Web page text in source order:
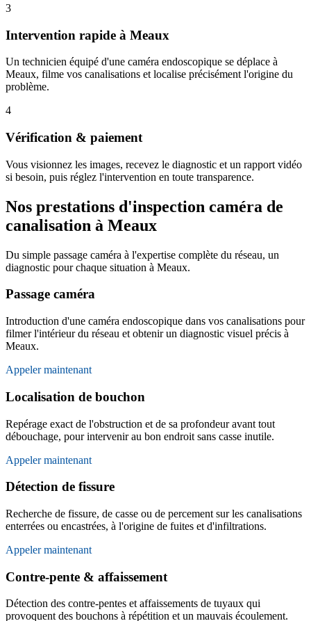
3
Intervention rapide à Meaux
Un technicien équipé d'une caméra endoscopique se déplace à
Meaux, filme vos canalisations et localise précisément l'origine du
problème.
4
Vérification & paiement
Vous visionnez les images, recevez le diagnostic et un rapport vidéo
si besoin, puis réglez l'intervention en toute transparence.
Nos prestations d'inspection caméra de
canalisation à Meaux
Du simple passage caméra à l'expertise complète du réseau, un
diagnostic pour chaque situation à Meaux.
Passage caméra
Introduction d'une caméra endoscopique dans vos canalisations pour
filmer l'intérieur du réseau et obtenir un diagnostic visuel précis à
Meaux.
Appeler maintenant
Localisation de bouchon
Repérage exact de l'obstruction et de sa profondeur avant tout
débouchage, pour intervenir au bon endroit sans casse inutile.
Appeler maintenant
Détection de fissure
Recherche de fissure, de casse ou de percement sur les canalisations
enterrées ou encastrées, à l'origine de fuites et d'infiltrations.
Appeler maintenant
Contre-pente & affaissement
Détection des contre-pentes et affaissements de tuyaux qui
provoquent des bouchons à répétition et un mauvais écoulement.